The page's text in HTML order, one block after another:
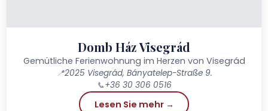
Domb Ház Visegrád
Gemütliche Ferienwohnung im Herzen von Visegrád
📍2025 Visegrád, Bányatelep-Straße 9.
📞+36 30 306 0516
Lesen Sie mehr →